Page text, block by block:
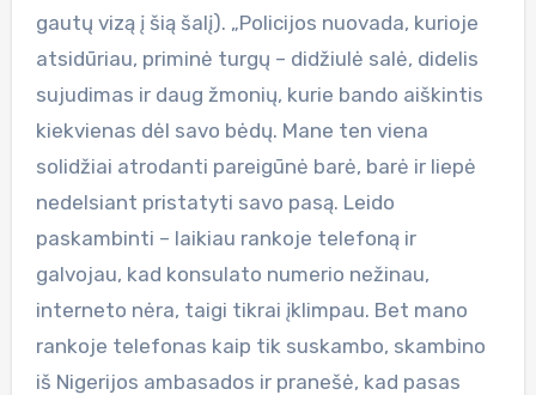
gautų vizą į šią šalį). „Policijos nuovada, kurioje
atsidūriau, priminė turgų – didžiulė salė, didelis
sujudimas ir daug žmonių, kurie bando aiškintis
kiekvienas dėl savo bėdų. Mane ten viena
solidžiai atrodanti pareigūnė barė, barė ir liepė
nedelsiant pristatyti savo pasą. Leido
paskambinti – laikiau rankoje telefoną ir
galvojau, kad konsulato numerio nežinau,
interneto nėra, taigi tikrai įklimpau. Bet mano
rankoje telefonas kaip tik suskambo, skambino
iš Nigerijos ambasados ir pranešė, kad pasas